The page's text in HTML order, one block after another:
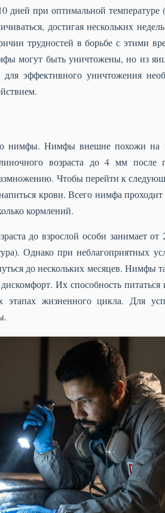
дней при оптимальной температуре
достигая нескольких
трудностей в борьбе с этими
могут быть уничтожены, но из
эффективного уничтожения
нимфы. Нимфы внешне похожи на
возраста до 4 мм после
Чтобы перейти к
крови. Всего нимфа
кормлений.
до взрослой особи занимает
Однако при неблагоприятных
до нескольких месяцев. Нимфы
Их способность питаться
жизненного цикла. Для